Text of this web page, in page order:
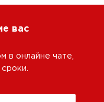
вас
в онлайне чате,